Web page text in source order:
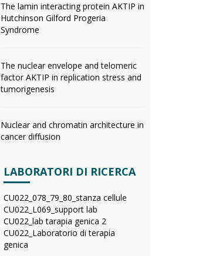
The lamin interacting protein AKTIP in
Hutchinson Gilford Progeria
Syndrome
The nuclear envelope and telomeric
factor AKTIP in replication stress and
tumorigenesis
Nuclear and chromatin architecture in
cancer diffusion
LABORATORI DI RICERCA
CU022_078_79_80_stanza cellule
CU022_L069_support lab
CU022_lab tarapia genica 2
CU022_Laboratorio di terapia
genica